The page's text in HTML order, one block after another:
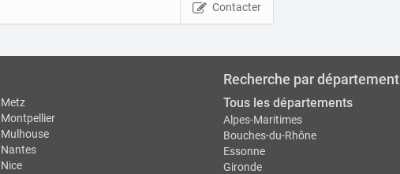
Contacter
Metz
Montpellier
Mulhouse
Nantes
Nice
Recherche par département
Tous les départements
Alpes-Maritimes
Bouches-du-Rhône
Essonne
Gironde